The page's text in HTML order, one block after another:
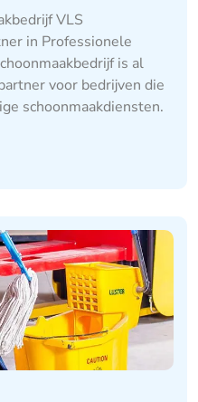
VLS
in Professionele
is al
voor bedrijven die
schoonmaakdiensten.